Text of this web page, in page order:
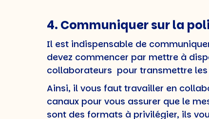
4. Communiquer sur la
Il est indispensable de
devez commencer par mettre à
collaborateurs pour transmettre les
Ainsi, il vous faut travailler en
canaux pour vous assurer que le
sont des formats à privilégier, ils